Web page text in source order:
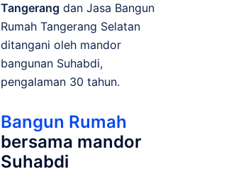
Tangerang dan Jasa Bangun
Rumah Tangerang Selatan
ditangani oleh mandor
bangunan Suhabdi,
pengalaman 30 tahun.
Bangun Rumah
bersama mandor
Suhabdi